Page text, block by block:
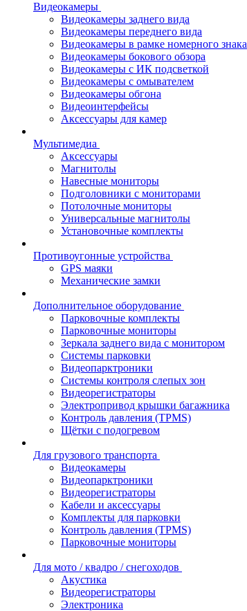
Видеокамеры
Видеокамеры заднего вида
Видеокамеры переднего вида
Видеокамеры в рамке номерного знака
Видеокамеры бокового обзора
Видеокамеры с ИК подсветкой
Видеокамеры с омывателем
Видеокамеры обгона
Видеоинтерфейсы
Аксессуары для камер
Мультимедиа
Аксессуары
Магнитолы
Навесные мониторы
Подголовники с мониторами
Потолочные мониторы
Универсальные магнитолы
Установочные комплекты
Противоугонные устройства
GPS маяки
Механические замки
Дополнительное оборудование
Парковочные комплекты
Парковочные мониторы
Зеркала заднего вида с монитором
Системы парковки
Видеопарктроники
Системы контроля слепых зон
Видеорегистраторы
Электропривод крышки багажника
Контроль давления (TPMS)
Щётки с подогревом
Для грузового транспорта
Видеокамеры
Видеопарктроники
Видеорегистраторы
Кабели и аксессуары
Комплекты для парковки
Контроль давления (TPMS)
Парковочные мониторы
Для мото / квадро / снегоходов
Акустика
Видеорегистраторы
Электроника